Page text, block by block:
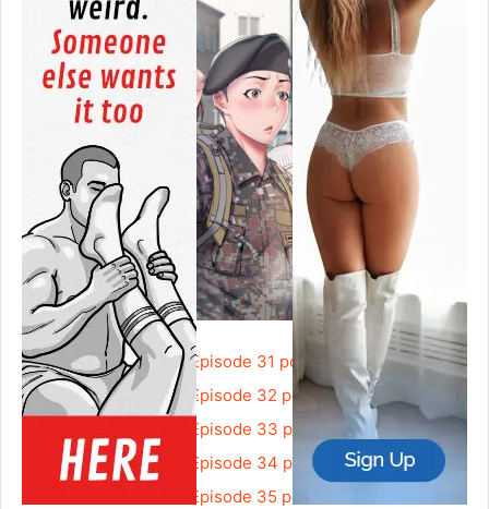
Block 69 / SaluteEpisode 31 pdf
Block 69 / Salute
Episode 32 pdf
Episode 33 pdf
Block 69 / Salute
Episode 34 pdf
Episode 35 pdf